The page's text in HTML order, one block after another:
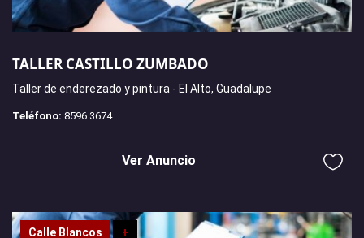
TALLER CASTILLO ZUMBADO
Taller de enderezado y pintura - El Alto, Guadalupe
Teléfono: 8596 3674
Ver Anuncio
Calle Blancos +